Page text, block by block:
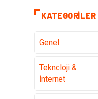
KATEGORILER
Genel
Teknoloji &
İnternet